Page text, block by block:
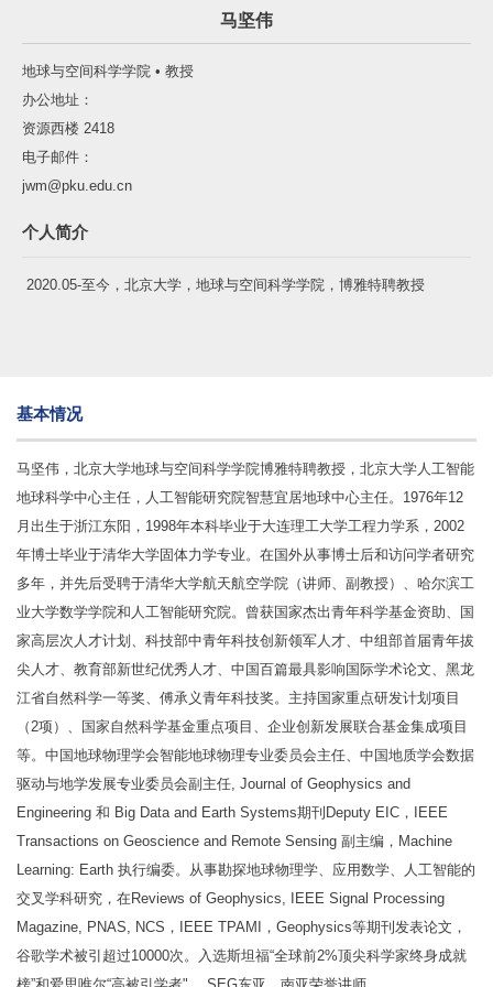
马坚伟
地球与空间科学学院 • 教授
办公地址：
资源西楼 2418
电子邮件：
jwm@pku.edu.cn
个人简介
2020.05-至今，北京大学，地球与空间科学学院，博雅特聘教授
基本情况
马坚伟，北京大学地球与空间科学学院博雅特聘教授，北京大学人工智能
地球科学中心主任，人工智能研究院智慧宜居地球中心主任。1976年12
月出生于浙江东阳，1998年本科毕业于大连理工大学工程力学系，2002
年博士毕业于清华大学固体力学专业。在国外从事博士后和访问学者研究
多年，并先后受聘于清华大学航天航空学院（讲师、副教授）、哈尔滨工
业大学数学学院和人工智能研究院。曾获国家杰出青年科学基金资助、国
家高层次人才计划、科技部中青年科技创新领军人才、中组部首届青年拔
尖人才、教育部新世纪优秀人才、中国百篇最具影响国际学术论文、黑龙
江省自然科学一等奖、傅承义青年科技奖。主持国家重点研发计划项目
（2项）、国家自然科学基金重点项目、企业创新发展联合基金集成项目
等。中国地球物理学会智能地球物理专业委员会主任、中国地质学会数据
驱动与地学发展专业委员会副主任, Journal of Geophysics and
Engineering 和 Big Data and Earth Systems期刊Deputy EIC，IEEE
Transactions on Geoscience and Remote Sensing 副主编，Machine
Learning: Earth 执行编委。从事勘探地球物理学、应用数学、人工智能的
交叉学科研究，在Reviews of Geophysics, IEEE Signal Processing
Magazine, PNAS, NCS，IEEE TPAMI，Geophysics等期刊发表论文，
谷歌学术被引超过10000次。入选斯坦福“全球前2%顶尖科学家终身成就